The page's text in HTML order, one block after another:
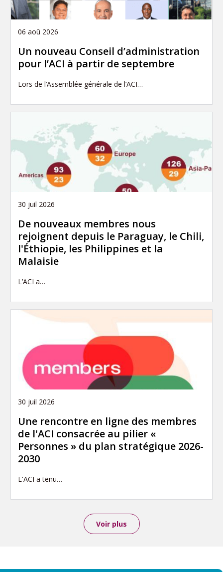
06 aoû 2026
Un nouveau Conseil d’administration
pour l’ACI à partir de septembre
Lors de l’Assemblée générale de l’ACI…
30 juil 2026
De nouveaux membres nous
rejoignent depuis le Paraguay, le Chili,
l'Éthiopie, les Philippines et la
Malaisie
L’ACI a…
30 juil 2026
Une rencontre en ligne des membres
de l'ACI consacrée au pilier «
Personnes » du plan stratégique 2026-
2030
L'ACI a tenu…
Voir plus